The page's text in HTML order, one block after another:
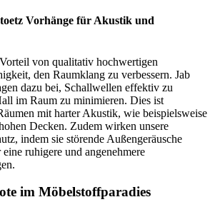
Vorhänge für Akustik und
von qualitativ hochwertigen
den Raumklang zu verbessern. Jab
dazu bei, Schallwellen effektiv zu
im Raum zu minimieren. Dies ist
mit harter Akustik, wie beispielsweise
Decken. Zudem wirken unsere
indem sie störende Außengeräusche
ruhigere und angenehmere
im Möbelstoffparadies